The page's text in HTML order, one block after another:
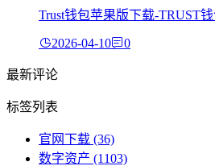
Trust钱包苹果版下载-TRUST
2026-04-10 0
最新评论
标签列表
官网下载 (36)
数字资产 (1103)